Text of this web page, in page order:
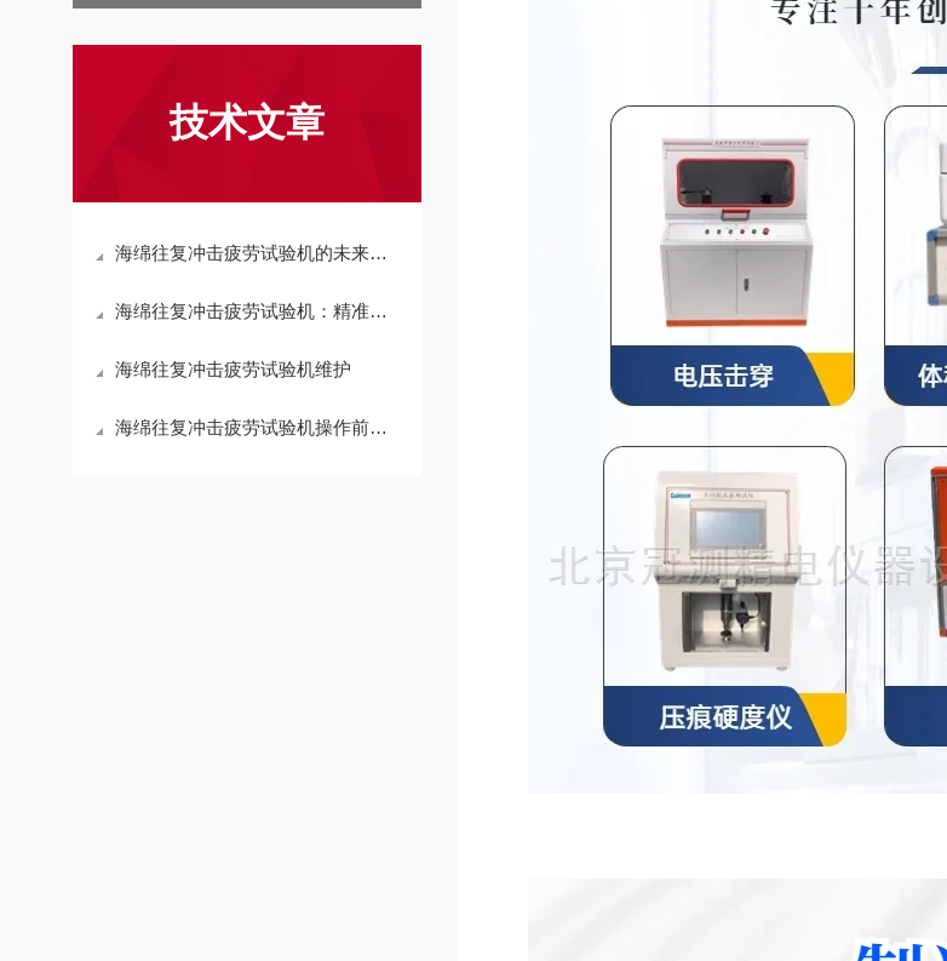
技术文章
海绵往复冲击疲劳试验机的未来展望
海绵往复冲击疲劳试验机：精准评估海绵性能的关键设备
海绵往复冲击疲劳试验机维护
海绵往复冲击疲劳试验机操作前要检查铸件是否有毛刺、飞边和冒口